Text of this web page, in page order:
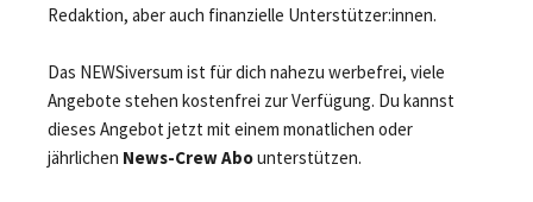
Redaktion, aber auch finanzielle Unterstützer:innen.
Das NEWSiversum ist für dich nahezu werbefrei, viele
Angebote stehen kostenfrei zur Verfügung. Du kannst
dieses Angebot jetzt mit einem monatlichen oder
jährlichen News-Crew Abounterstützen.